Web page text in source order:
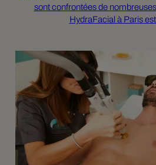
sont confrontées de
HydraFacial à Paris